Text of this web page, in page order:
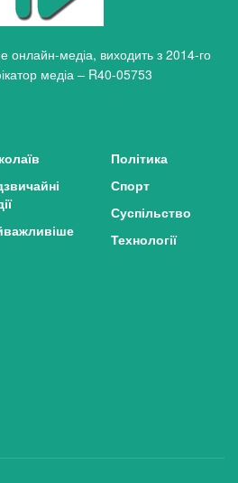
онлайн-медіа, виходить з 2014-го
медіа – R40-05753
Політика
Спорт
Суспільство
Технології